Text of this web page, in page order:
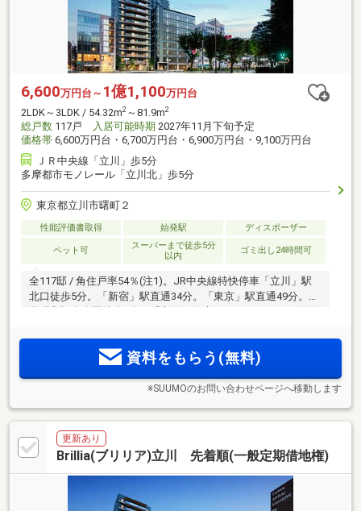
6,600万円台～ 1億1,100万円台
2LDK～3LDK / 54.32m2 ～81.9m2
総戸数 117戸 入居可能時期 2027年11月下旬予定
価格帯 6,600万円台・6,700万円台・6,900万円台・9,100万円台
ＪＲ中央線「立川」歩5分
多摩都市モノレール「立川北」歩5分
東京都立川市曙町２
性能評価書取得 始発駅 ディスポーザー
ペット可
スーパーまで徒歩5分
以内
ゴミ出し24時間可
全117邸 / 角住戸率54％(注1)。JR中央線特快停車「立川」駅
北口徒歩5分。「新宿」駅直通34分。「東京」駅直通49分。国
営昭和記念公園徒歩6分。「心身の健康」をテーマにした自然
「GREEN SPRINGS」徒歩5分。駅前の都市性と緑が調和する
資料をもらう(無料)
※SUUMOのお問い合わせページへ移動します
更新あり
Brillia(ブリリア)立川 先着順(一般定期借地権)